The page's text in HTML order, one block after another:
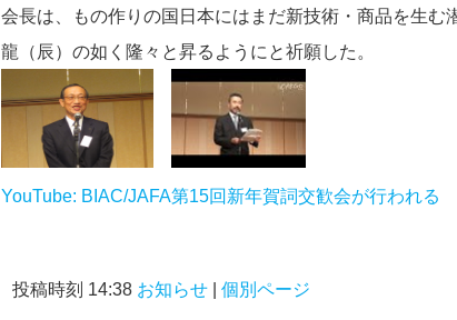
会長は、もの作りの国日本にはまだ新技術・商品を生
龍（辰）の如く隆々と昇るようにと祈願した。
YouTube: BIAC/JAFA第15回新年賀詞交歓会が行われる
投稿時刻 14:38 お知らせ 個別ページ